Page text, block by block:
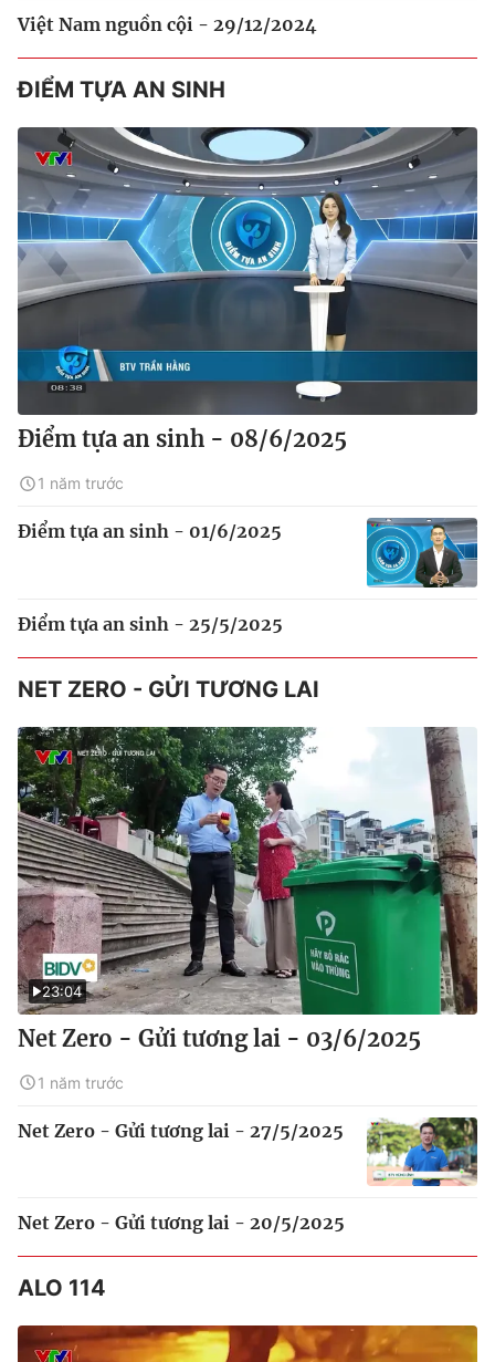
Việt Nam nguồn cội - 29/12/2024
ĐIỂM TỰA AN SINH
Điểm tựa an sinh - 08/6/2025
1 năm trước
Điểm tựa an sinh - 01/6/2025
Điểm tựa an sinh - 25/5/2025
NET ZERO - GỬI TƯƠNG LAI
23:04
Net Zero - Gửi tương lai - 03/6/2025
1 năm trước
Net Zero - Gửi tương lai - 27/5/2025
Net Zero - Gửi tương lai - 20/5/2025
ALO 114